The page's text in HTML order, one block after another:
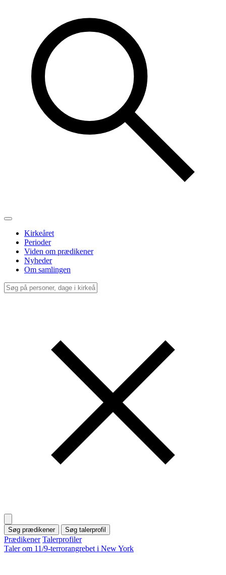
Kirkeåret
Perioder
Viden om prædikener
Nyheder
Om samlingen
Søg prædikener Søg talerprofil
Prædikener Talerprofiler
Taler om 11/9-terrorangrebet i New York